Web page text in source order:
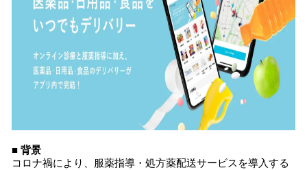
■ 背景
コロナ禍により、服薬指導・処方薬配送サービスを導入する